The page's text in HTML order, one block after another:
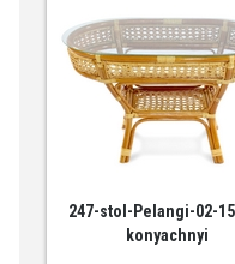
247-stol-Pelangi-02-
konyachnyi